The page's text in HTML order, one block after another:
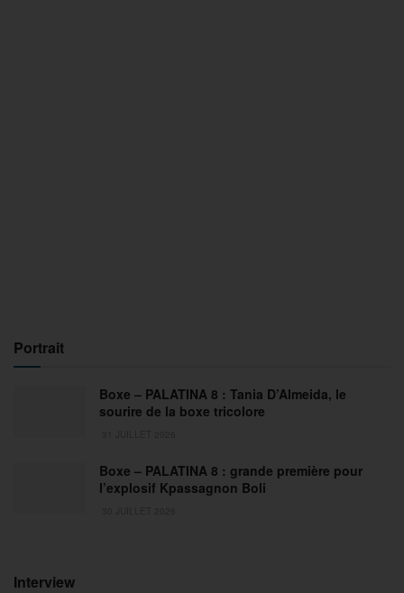
Portrait
Boxe – PALATINA 8 : Tania D’Almeida, le
sourire de la boxe tricolore
Boxe – PALATINA 8 : grande première pour
l’explosif Kpassagnon Boli
Interview